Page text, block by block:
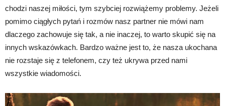
chodzi naszej miłości, tym szybciej rozwiążemy problemy. Jeżeli
pomimo ciągłych pytań i rozmów nasz partner nie mówi nam
dlaczego zachowuje się tak, a nie inaczej, to warto skupić się na
innych wskazówkach. Bardzo ważne jest to, że nasza ukochana
nie rozstaje się z telefonem, czy też ukrywa przed nami
wszystkie wiadomości.